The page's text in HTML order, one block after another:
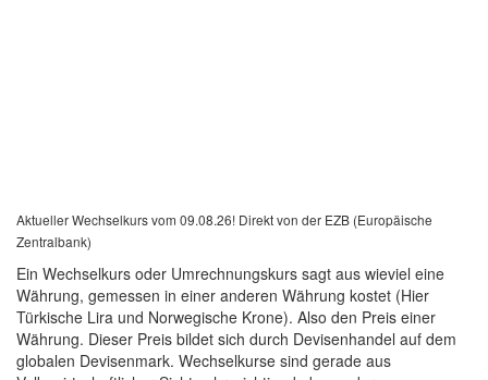
Aktueller Wechselkurs vom 09.08.26! Direkt von der EZB (Europäische
Zentralbank)
Ein Wechselkurs oder Umrechnungskurs sagt aus wieviel eine
Währung, gemessen in einer anderen Währung kostet (Hier
Türkische Lira und Norwegische Krone). Also den Preis einer
Währung. Dieser Preis bildet sich durch Devisenhandel auf dem
globalen Devisenmark. Wechselkurse sind gerade aus